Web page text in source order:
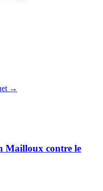
→
Mailloux contre le